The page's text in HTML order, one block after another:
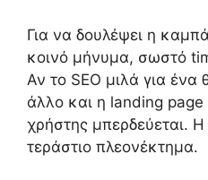
Για να δουλέψει η
κοινό μήνυμα, σωστό
Αν το SEO μιλά για ένα
άλλο και η landing page
χρήστης μπερδεύεται.
τεράστιο πλεονέκτημα.